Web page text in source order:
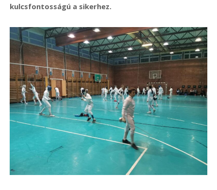
kulcsfontosságú a sikerhez.